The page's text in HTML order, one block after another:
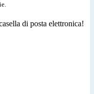
di posta elettronica!